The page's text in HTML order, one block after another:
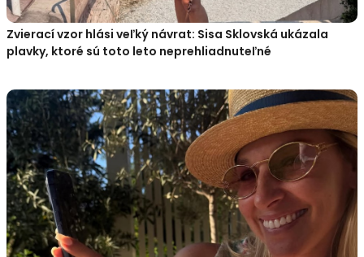
Zvierací vzor hlási veľký návrat: Sisa Sklovská ukázala
plavky, ktoré sú toto leto neprehliadnuteľné